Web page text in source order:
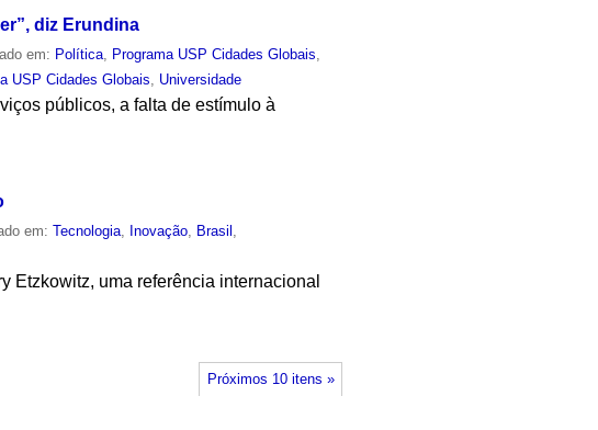
diz Erundina
em: Política Programa USP Cidades Globais
USP Cidades Globais Universidade
públicos, a falta de estímulo à
em:Tecnologia, Inovação, Brasil ,
Etzkowitz, uma referência internacional
Próximos 10 itens »